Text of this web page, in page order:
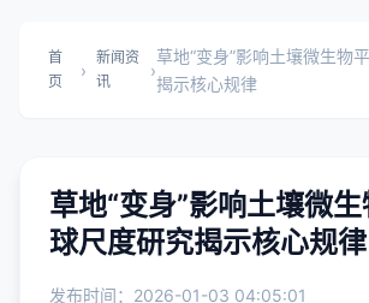
首
页
›
新闻资
讯
›
草地“变身”影响土壤微生物
揭示核心规律
草地“变身”影响土壤微
球尺度研究揭示核心规律
发布时间：2026-01-03 04:05:01